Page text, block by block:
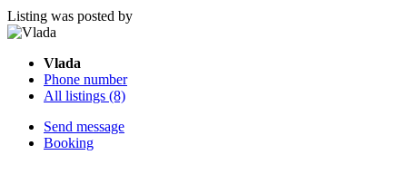
Listing was posted by
Vlada
Phone number
All listings (8)
Send message
Booking